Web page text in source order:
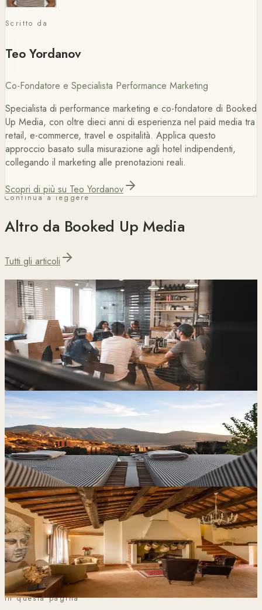
Scritto da
Teo Yordanov
Co-Fondatore e Specialista Performance Marketing
Specialista di performance marketing e co-fondatore di Booked
Up Media, con oltre dieci anni di esperienza nel paid media tra
retail, e-commerce, travel e ospitalità. Applica questo
approccio basato sulla misurazione agli hotel indipendenti,
collegando il marketing alle prenotazioni reali.
Scopri di più su Teo Yordanov
Continua a leggere
Altro da Booked Up Media
Tutti gli articoli
Blog 7 min di lettura
Come gli Hotel Indipendenti Possono Ridurre la
Dipendenza dalle OTA e Aumentare le Prenotazioni
Dirette
Blog 6 min di lettura
Perché i Piccoli Hotel e le Guest House
Dovrebbero Concentrarsi sulle Prenotazioni Dirette
Caso Studio 6 min di lettura
Meno Dipendenza dalle OTA per Le Torri di
Porsenna: Più Prenotazioni Dirette, Meno
Commissioni
In questa pagina